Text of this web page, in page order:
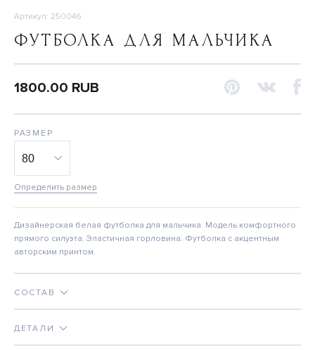
Артикул: 250046
ФУТБОЛКА ДЛЯ МАЛЬЧИКА
1800.00 RUB
РАЗМЕР
Определить размер
Дизайнерская белая футболка для мальчика. Модель комфортного
прямого силуэта. Эластичная горловина. Футболка с акцентным
авторским принтом.
СОСТАВ
ДЕТАЛИ